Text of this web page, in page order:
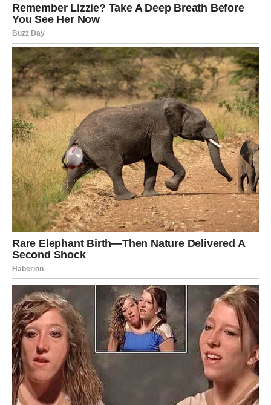
Sada dolaziunutrašnja pravda . Shvatate da je svaki
važnom. Da vas nijedna greška nije odvela unazad, već
vas je približila onome što jeste. Ovaj period donosi
dubok mir i pomirenje sa sobom.
Vi više ne tražite potvrdu spolja. Znate ko ste. I to znanje
vas oslobađa.
Karmičko razrešenje – zatvaranje
jednog velikog poglavlja
Sve nepravde koje ste doživeli nisu bile slučajne. Naučile
su vas strpljenju, ali i granicama. Naučile su vas da vera
ne znači naivnost, već hrabrost. Sada se jedan važan
karmički krug zatvara. Pravda dolazi ne da bi neko bio
kažnjen, već da biste vi mogli dalje – lakši, slobodniji i
sigurniji u sebe.
Ovo je kraj jednog poglavlja i početak drugog. Onog u
kojem više ne nosite tuđe sumnje, tuđe projekcije i tuđe
greške.